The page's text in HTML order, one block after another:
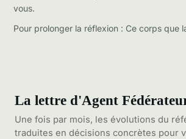
vous.
Pour prolonger la réflexion : Ce corps que
La lettre d'Agent
Une fois par mois, les évolutions du
traduites en décisions concrètes pour